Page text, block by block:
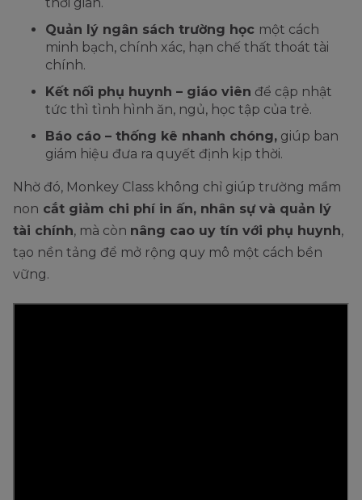
Quản lý ngân sách trường học một cách
minh bạch, chính xác, hạn chế thất thoát tài
chính.
Kết nối phụ huynh – giáo viên để cập nhật
tức thì tình hình ăn, ngủ, học tập của trẻ.
Báo cáo – thống kê nhanh chóng, giúp ban
giám hiệu đưa ra quyết định kịp thời.
Nhờ đó, Monkey Class không chỉ giúp trường mầm
non cắt giảm chi phí in ấn, nhân sự và quản lý
tài chính, mà còn nâng cao uy tín với phụ huynh,
tạo nền tảng để mở rộng quy mô một cách bền
vững.